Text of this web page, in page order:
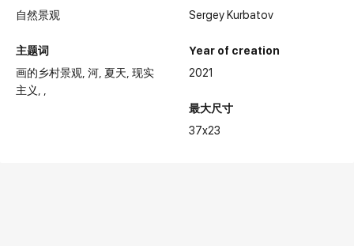
自然景观
主题词
画的乡村景观 河 夏天 现实
主义
Sergey Kurbatov
Year of creation
2021
最大尺寸
37x23